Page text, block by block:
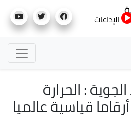
إلى
الإذاعات
: الحرارة
قياسية عالميا